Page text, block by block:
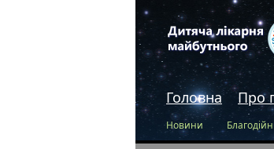
Головна Про
Новини